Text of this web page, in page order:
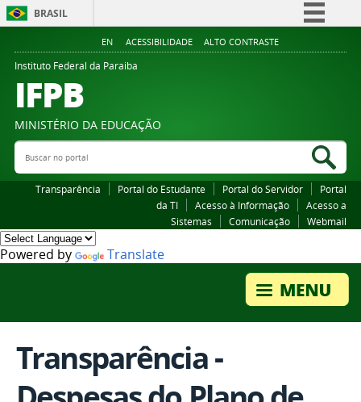
BRASIL
Simplifique!
Legislação
EN ACESSIBILIDADE ALTO CONTRASTE
Instituto Federal da Paraiba
IFPB
MINISTÉRIO DA EDUCAÇÃO
Buscar no portal
Transparência Portal do Estudante Portal do Servidor
Portal
da TI
Acesso à Informação
Acesso a
Sistemas
Comunicação Webmail
Powered by Translate
Transparência -